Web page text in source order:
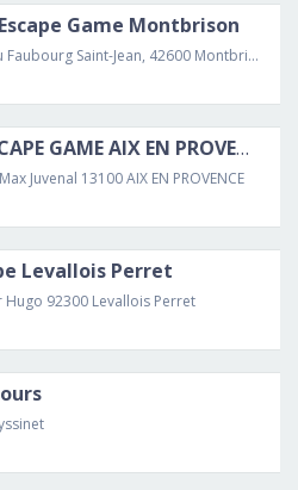
Game Montbrison
Saint-Jean, 42600 Montbrison
CLOSED ESCAPE GAME AIX EN PROVENCE
Juvenal 13100 AIX EN PROVENCE
Levallois Perret
Hugo 92300 Levallois Perret